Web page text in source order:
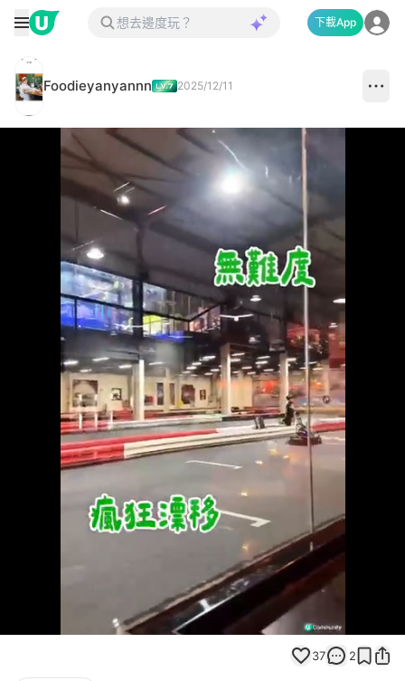
下載App
Foodieyanyannn 2025/12/11
Loaded
37 2